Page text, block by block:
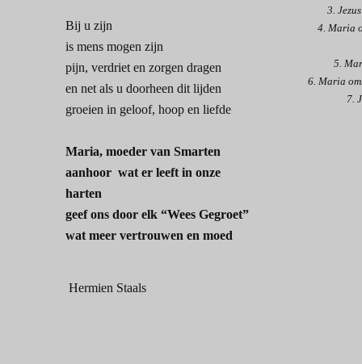
Bij u zijn
is mens mogen zijn
pijn, verdriet en zorgen dragen
en net als u doorheen dit lijden
groeien in geloof, hoop en liefde
Maria, moeder van Smarten
aanhoor wat er leeft in onze
harten
geef ons door elk “Wees Gegroet”
wat meer vertrouwen en moed
Hermien Staals
3. Jezus
4. Maria
5.
6. Maria
7.